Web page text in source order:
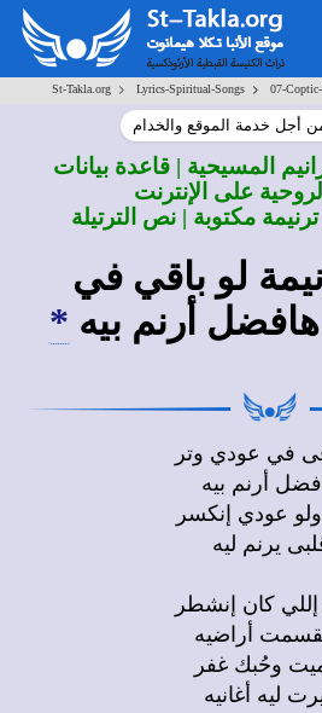
St-Takla.org > Lyrics-Spiritual-Songs > 07-Coptic-
أجل خدمة الموقع والخدام
المسيحية | قاعدة بيانات
على الإنترنت
مكتوبة | نص الترتيلة
لو باقي في
أرنم بيه *
في عودي وتر
أرنم بيه
عودي إنكسر
يرنم ليه
كان إنشطر
أراضيه
وحُبك غفر
ليه أغانيه